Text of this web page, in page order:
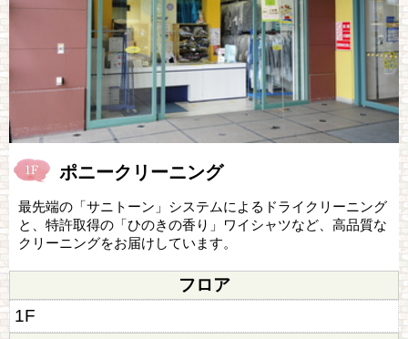
ポニークリーニング
最先端の「サニトーン」システムによるドライクリーニング
と、特許取得の「ひのきの香り」ワイシャツなど、高品質な
クリーニングをお届けしています。
フロア
1F